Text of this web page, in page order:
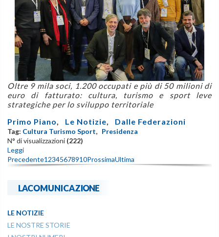
Oltre 9 mila soci, 1.200 occupati e più di 50 milioni di
euro di fatturato: cultura, turismo e sport leve
strategiche per lo sviluppo territoriale
Primo Piano
Le Notizie Dalle Federazioni
Tag: Cultura Turismo Sport, Presidenza
N° di visualizzazioni (222)
Leggi
Precedente1 2345678910ProssimaUltima
LACOMUNICAZIONE
LE NOTIZIE
LE NOSTRE STORIE